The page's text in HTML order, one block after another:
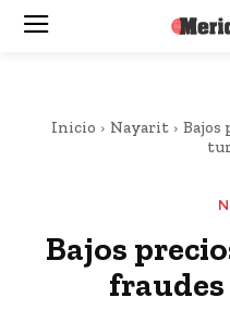
Inicio Nayarit
Bajos
Bajos